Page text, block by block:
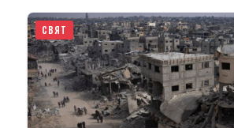
СВЯТ